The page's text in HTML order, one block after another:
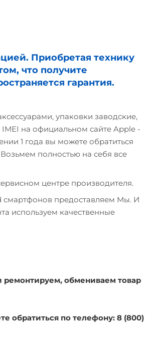
Приобретая технику
что получите
гарантия.
упаковки заводские,
на официальном сайте Apple -
1 года вы можете обратиться
Возьмем полностью на себя все
центре производителя.
смартфонов предоставляем Мы. И
используем качественные
ремонтируем, обмениваем товар
обратиться по телефону: 8 (800)